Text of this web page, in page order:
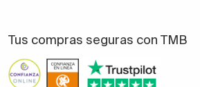
Tus compras seguras con TMB